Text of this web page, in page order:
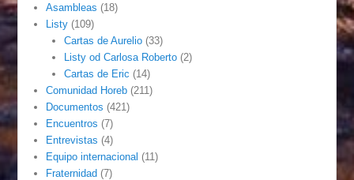
Asambleas (18)
Listy (109)
Cartas de Aurelio(33)
Listy od Carlosa Roberto(2)
Cartas de Eric (14)
Comunidad Horeb (211)
Documentos (421)
Encuentros (7)
Entrevistas (4)
Equipo internacional (11)
Fraternidad (7)